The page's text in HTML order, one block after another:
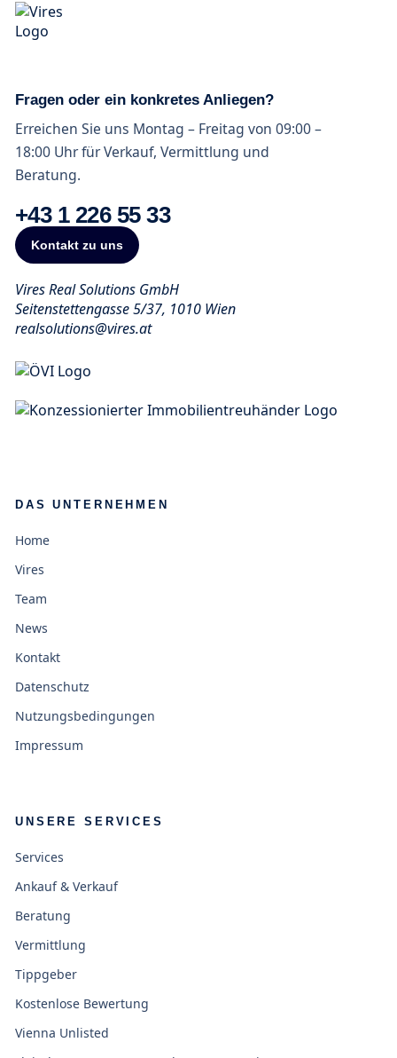
Fragen oder ein konkretes Anliegen?
Erreichen Sie uns Montag – Freitag von 09:00 –
18:00 Uhr für Verkauf, Vermittlung und
Beratung.
+43 1 226 55 33
Kontakt zu uns
Vires Real Solutions GmbH
Seitenstettengasse 5/37, 1010 Wien
realsolutions@vires.at
DAS UNTERNEHMEN
Home
Vires
Team
News
Kontakt
Datenschutz
Nutzungsbedingungen
Impressum
UNSERE SERVICES
Services
Ankauf & Verkauf
Beratung
Vermittlung
Tippgeber
Kostenlose Bewertung
Vienna Unlisted